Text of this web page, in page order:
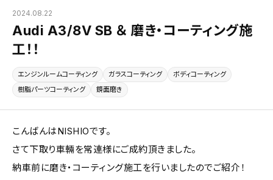
2024.08.22
Audi A3/8V SB ＆ 磨き・コーティング施
工！！
エンジンルームコーティング ガラスコーティング
ボディコーティング
樹脂パーツコーティング
鏡面磨き
こんばんはNISHIOです。
さて下取り車輛を常連様にご成約頂きました。
納車前に磨き・コーティング施工を行いましたのでご紹介！